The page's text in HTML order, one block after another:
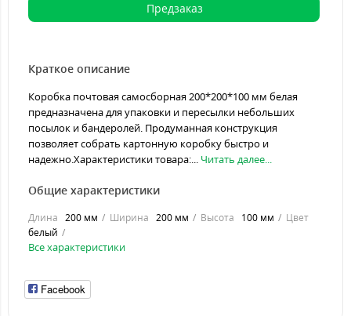
Предзаказ
Краткое описание
Коробка почтовая самосборная 200*200*100 мм белая
предназначена для упаковки и пересылки небольших
посылок и бандеролей. Продуманная конструкция
позволяет собрать картонную коробку быстро и
надежно.Характеристики товара:... Читать далее...
Общие характеристики
Длина 200 мм Ширина 200 мм Высота 100 мм
Цвет
белый
Все характеристики
Facebook